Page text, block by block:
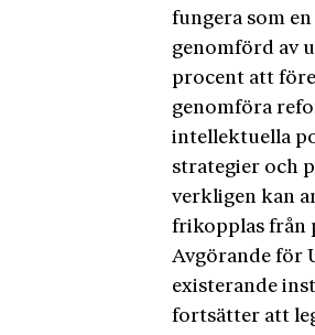
fungera som
genomförd av
procent att
genomföra
intellektuella
strategier och
verkligen kan
frikopplas från
Avgörande för
existerande
fortsätter att